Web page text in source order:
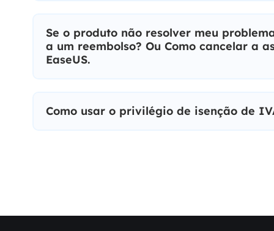
Se o produto não resolver meu
a um reembolso? Ou Como cancelar a
EaseUS.
Como usar o privilégio de isenção de